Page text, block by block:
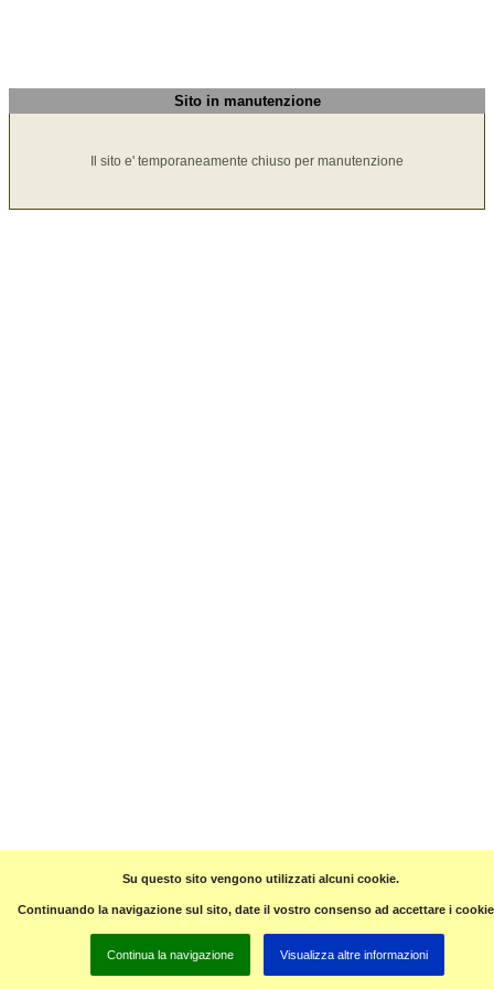
Su questo sito vengono utilizzati alcuni cookie.
Continuando la navigazione sul sito, date il vostro consenso ad accettare i
Continua la navigazione Visualizza altre informazioni
Sito in manutenzione
Il sito e' temporaneamente chiuso per manutenzione